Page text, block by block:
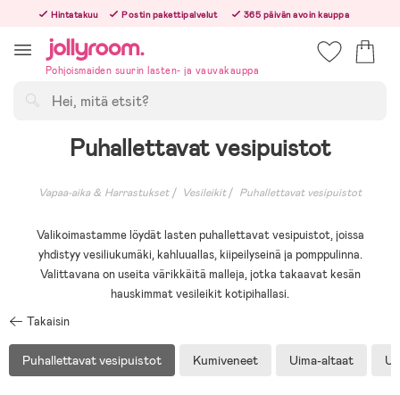
Hoppa
innehållet
Hintatakuu Postin pakettipalvelut
365 päivän avoin kauppa
Tilaa arkisin ennen klo 13.00 – lähetämme tilauksen jo samana päivänä!
Pohjoismaiden suurin lasten- ja vauvakauppa
Puhallettavat vesipuistot
Vapaa-aika & Harrastukset Vesileikit Puhallettavat vesipuistot
Valikoimastamme löydät lasten puhallettavat vesipuistot, joissa
yhdistyy vesiliukumäki, kahluuallas, kiipeilyseinä ja pomppulinna.
Valittavana on useita värikkäitä malleja, jotka takaavat kesän
hauskimmat vesileikit kotipihallasi.
Takaisin
Puhallettavat vesipuistot Kumiveneet Uima-altaat